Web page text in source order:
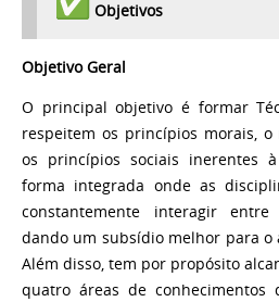
Objetivos
Objetivo Geral
O principal objetivo é formar
respeitem os princípios morais,
os princípios sociais inerentes
forma integrada onde as
constantemente interagir
dando um subsídio melhor para o
Além disso, tem por propósito
quatro áreas de conhecimentos